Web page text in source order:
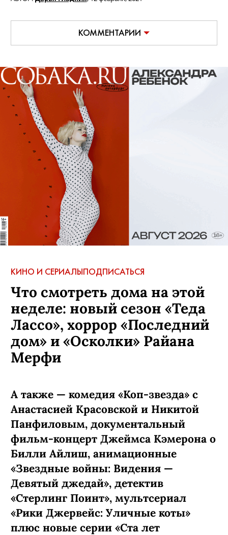
КОММЕНТАРИИ
КИНО И СЕРИАЛЫПОДПИСАТЬСЯ
Что смотреть дома на этой
неделе: новый сезон «Теда
Лассо», хоррор «Последний
дом» и «Осколки» Райана
Мерфи
А также — комедия «Коп-звезда» с
Анастасией Красовской и Никитой
Панфиловым, документальный
фильм-концерт Джеймса Кэмерона о
Билли Айлиш, анимационные
«Звездные войны: Видения —
Девятый джедай», детектив
«Стерлинг Поинт», мультсериал
«Рики Джервейс: Уличные коты»
плюс новые серии «Ста лет